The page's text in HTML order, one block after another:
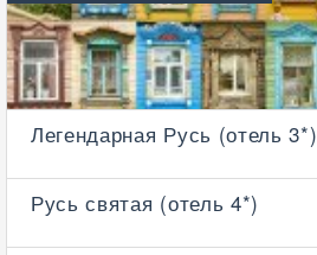
Легендарная Русь (отель 3*)
Русь святая (отель 4*)